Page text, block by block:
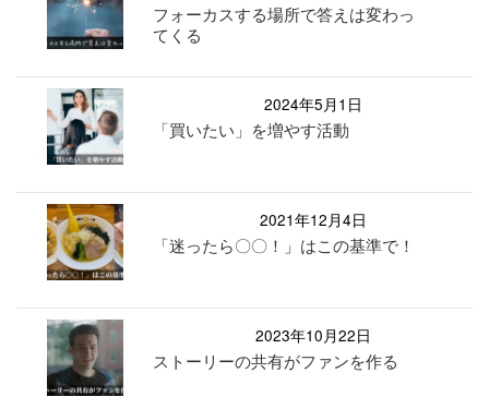
フォーカスする場所で答えは変わっ
てくる
2024年5月1日
「買いたい」を増やす活動
2021年12月4日
「迷ったら〇〇！」はこの基準で！
2023年10月22日
ストーリーの共有がファンを作る